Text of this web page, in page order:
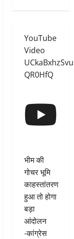
YouTube
Video
QR0HfQ
भीम की
गोचर भूमि
काहस्तांतरण
हुआ तो होगा
बड़ा
आंदोलन
-कांग्रेस